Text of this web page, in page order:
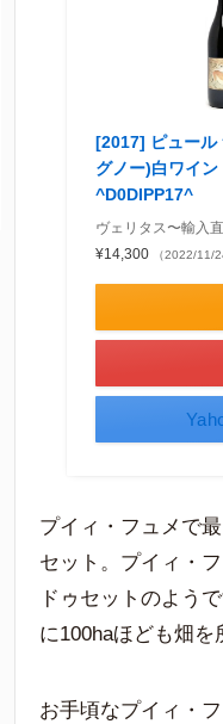
[2017] ピュール
グノー)白ワイ
^D0DIPP17^
ヴェリタス〜輸入
¥14,300
（2022/11/
プイィ・フュメで
セット。プイィ・
ドゥセットのよう
に100haほども畑を
お手頃なプイィ・